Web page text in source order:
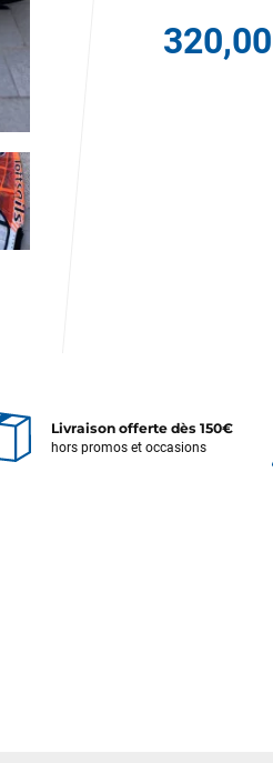
Livraison offerte dès 150€
hors promos et occasions